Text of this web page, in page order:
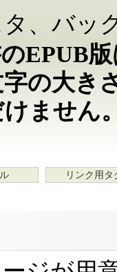
、バッ
のEPUB
の大き
ません
リンク用タ